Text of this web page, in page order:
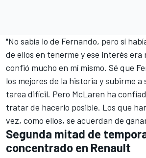
"No sabía lo de Fernando, pero sí
de ellos en tenerme y ese interés era
confió mucho en mí mismo. Sé que
los mejores de la historia y subirme a
tarea difícil. Pero McLaren ha
tratar de hacerlo posible. Los que
vez, como ellos, se acuerdan de
Segunda mitad de
concentrado en Renault